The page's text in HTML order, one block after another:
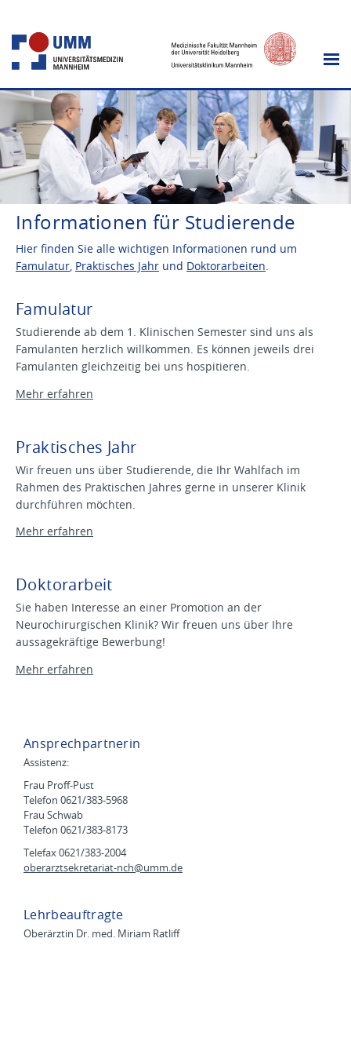
Informationen für Studierende
Hier finden Sie alle wichtigen Informationen rund um
Famulatur, Praktisches Jahr und Doktorarbeiten.
Famulatur
Studierende ab dem 1. Klinischen Semester sind uns als
Famulanten herzlich willkommen. Es können jeweils drei
Famulanten gleichzeitig bei uns hospitieren.
Mehr erfahren
Praktisches Jahr
Wir freuen uns über Studierende, die Ihr Wahlfach im
Rahmen des Praktischen Jahres gerne in unserer Klinik
durchführen möchten.
Mehr erfahren
Doktorarbeit
Sie haben Interesse an einer Promotion an der
Neurochirurgischen Klinik? Wir freuen uns über Ihre
aussagekräftige Bewerbung!
Mehr erfahren
Ansprechpartnerin
Assistenz:
Frau Proff-Pust
Telefon 0621/383-5968
Frau Schwab
Telefon 0621/383-8173
Telefax 0621/383-2004
oberarztsekretariat-nch@umm.de
Lehrbeauftragte
Oberärztin Dr. med. Miriam Ratliff